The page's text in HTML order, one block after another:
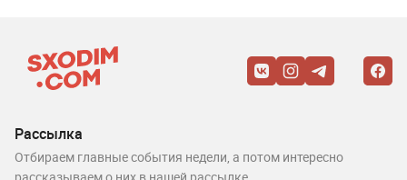
Рассылка
Отбираем главные события недели, а потом интересно